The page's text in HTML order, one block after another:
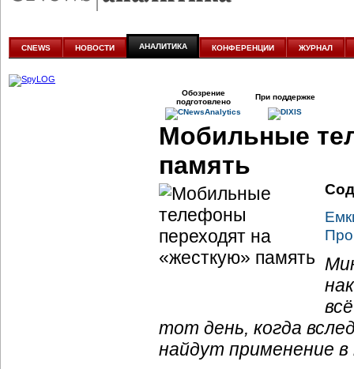
аналитике
CNEWS НОВОСТИ АНАЛИТИКА КОНФЕРЕНЦИИ ЖУРНАЛ
Обозрение
подготовлено
При поддержке
Мобильные
память
тот день, когда
найдут применение